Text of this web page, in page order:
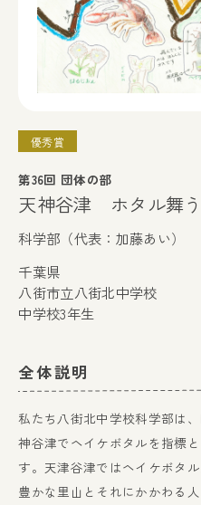
優秀賞
第36回 団体の部
天神谷津 ホタル舞
科学部（代表：加藤あい）
千葉県
八街市立八街北中学校
中学校3年生
全体説明
私たち八街北中学校科学部は
神谷津でヘイケボタルを指標
す。天津谷津ではヘイケボタ
豊かな里山とそれにかかわる